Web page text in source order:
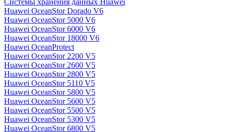
Системы хранения данных Huawei
Huawei OceanStor Dorado V6
Huawei OceanStor 5000 V6
Huawei OceanStor 6000 V6
Huawei OceanStor 18000 V6
Huawei OceanProtect
Huawei OceanStor 2200 V5
Huawei OceanStor 2600 V5
Huawei OceanStor 2800 V5
Huawei OceanStor 5110 V5
Huawei OceanStor 5800 V5
Huawei OceanStor 5600 V5
Huawei OceanStor 5500 V5
Huawei OceanStor 5300 V5
Huawei OceanStor 6800 V5